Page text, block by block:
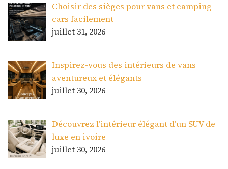
Choisir des sièges pour vans et camping-
cars facilement
juillet 31, 2026
Inspirez-vous des intérieurs de vans
aventureux et élégants
juillet 30, 2026
Découvrez l’intérieur élégant d’un SUV de
luxe en ivoire
juillet 30, 2026